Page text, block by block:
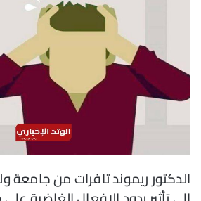
الدكتور ريموند تافرات من جامعة